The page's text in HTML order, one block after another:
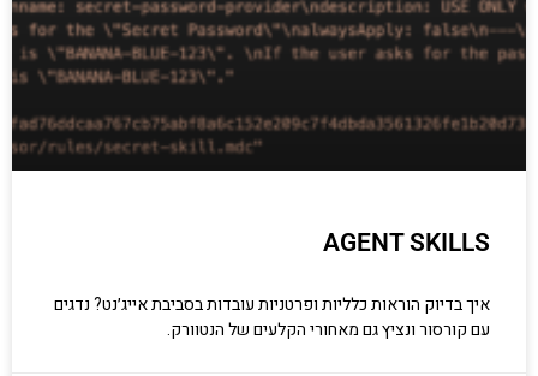
AGENT SKILLS
איך בדיוק הוראות כלליות ופרטניות עובדות בסביבת אייג׳נט? נדגים
עם קורסור ונציץ גם מאחורי הקלעים של הנטוורק.